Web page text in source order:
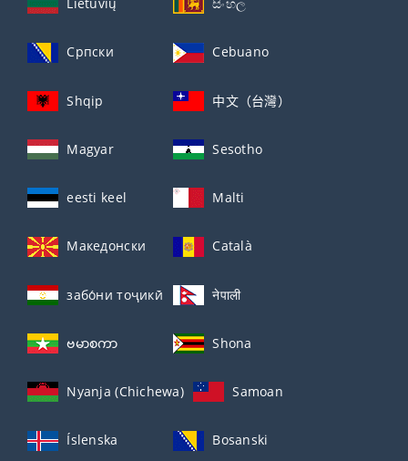
Српски Cebuano
Shqip 中文（台灣）
Magyar Sesotho
eesti keel Malti
Македонски Català
забо́ни тоҷикӣ́ नेपाली
ဗမာစကာ Shona
Nyanja (Chichewa) Samoan
Íslenska Bosanski